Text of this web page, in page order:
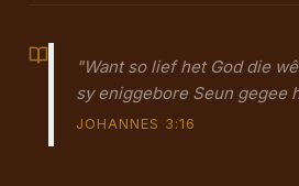
"Want so lief het God die
sy eniggebore Seun gegee
JOHANNES 3:16